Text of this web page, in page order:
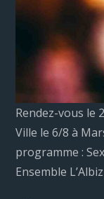
Rendez-vous le
Ville le 6/8 à
programme :
Ensemble